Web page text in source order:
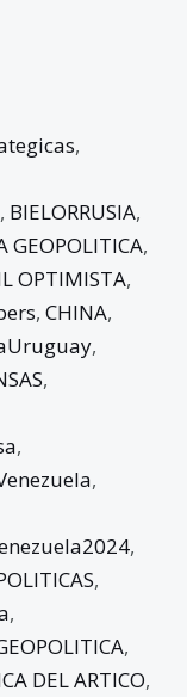
,
, BIELORRUSIA,
GEOPOLITICA,
OPTIMISTA,
,CHINA,
,
,
,
,
,
,
,
,
DEL ARTICO,